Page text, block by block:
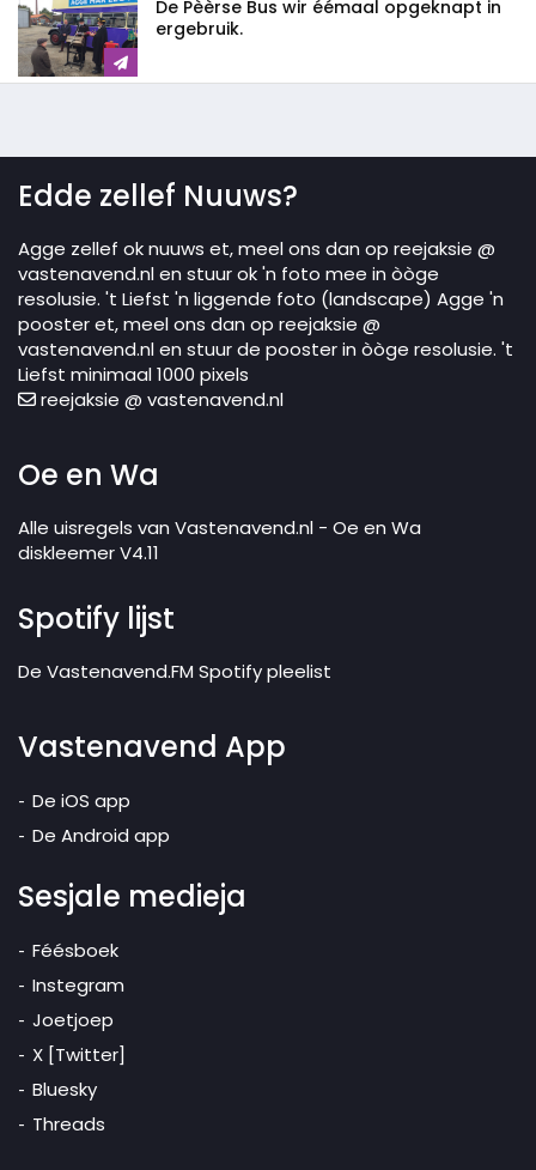
De Pèèrse Bus wir éémaal opgeknapt in
ergebruik.
Edde zellef Nuuws?
Agge zellef ok nuuws et, meel ons dan op reejaksie @
vastenavend.nl en stuur ok 'n foto mee in òòge
resolusie. 't Liefst 'n liggende foto (landscape) Agge 'n
pooster et, meel ons dan op reejaksie @
vastenavend.nl en stuur de pooster in òòge resolusie. 't
Liefst minimaal 1000 pixels
reejaksie @ vastenavend.nl
Oe en Wa
Alle uisregels van Vastenavend.nl - Oe en Wa
diskleemer V4.11
Spotify lijst
De Vastenavend.FM Spotify pleelist
Vastenavend App
De iOS app
De Android app
Sesjale medieja
Féésboek
Instegram
Joetjoep
X [Twitter]
Bluesky
Threads